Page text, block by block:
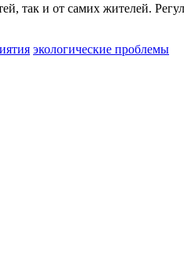
так и от самих жителей.
экологические проблемы